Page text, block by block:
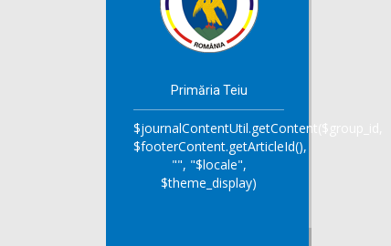
Primăria Teiu
$journalContentUtil.getContent($group_id,
$footerContent.getArticleId(),
"", "$locale",
$theme_display)